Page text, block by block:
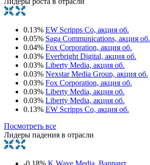
0.13% EW Scripps Co, акция об.
0.05% Saga Communications, акция об.
0.04% Fox Corporation, акция об.
0.03% Everbright Digital, акция об.
0.03% Liberty Media, акция об.
0.03% Nexstar Media Group, акция об.
0.03% Fox Corporation, акция об.
0.03% Liberty Media, акция об.
0.03% Liberty Media, акция об.
0.13% EW Scripps Co, акция об.
Посмотреть все
Лидеры падения в отрасли